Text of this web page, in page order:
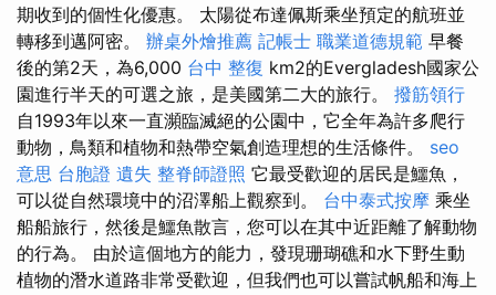
期收到的個性化優惠。 太陽從布達佩斯乘坐預定的航班並
轉移到邁阿密。 辦桌外燴推薦 記帳士 職業道德規範 早餐
後的第2天，為6,000 台中 整復 km2的Evergladesh國家公
園進行半天的可選之旅，是美國第二大的旅行。 撥筋領行
自1993年以來一直瀕臨滅絕的公園中，它全年為許多爬行
動物，鳥類和植物和熱帶空氣創造理想的生活條件。 seo
意思 台胞證 遺失 整脊師證照 它最受歡迎的居民是鱷魚，
可以從自然環境中的沼澤船上觀察到。 台中泰式按摩 乘坐
船船旅行，然後是鱷魚散言，您可以在其中近距離了解動物
的行為。 由於這個地方的能力，發現珊瑚礁和水下野生動
植物的潛水道路非常受歡迎，但我們也可以嘗試帆船和海上